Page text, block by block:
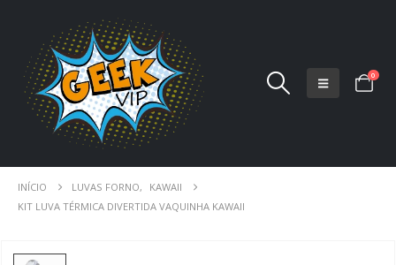
0
INÍCIO LUVAS FORNO,
KAWAII
KIT LUVA TÉRMICA DIVERTIDA VAQUINHA KAWAII